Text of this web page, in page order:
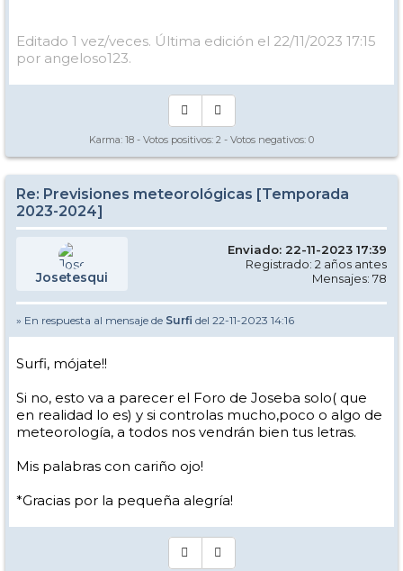
Editado 1 vez/veces. Última edición el 22/11/2023 17:15
por angeloso123.
Karma: 18 - Votos positivos: 2 - Votos negativos: 0
Re: Previsiones meteorológicas [Temporada
2023-2024]
Josetesqui
Enviado: 22-11-2023 17:39
Registrado: 2 años antes
Mensajes: 78
» En respuesta al mensaje de Surfi del 22-11-2023 14:16
Surfi, mójate!!
Si no, esto va a parecer el Foro de Joseba solo( que
en realidad lo es) y si controlas mucho,poco o algo de
meteorología, a todos nos vendrán bien tus letras.
Mis palabras con cariño ojo!
*Gracias por la pequeña alegría!